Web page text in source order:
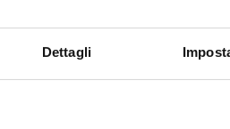
Dettagli
and theatrical productions,
the opening of the planned
on modern and contemporary